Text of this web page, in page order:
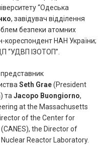
“Одеська
, завідувач відділення
безпеки атомних
кореспондент НАН України;
“УДВП ІЗОТОП”.
представник
Seth Grae(President
та Jacopo Buongiorno,
at the Massachusetts
of the Center for
the Director of
Reactor Laboratory.